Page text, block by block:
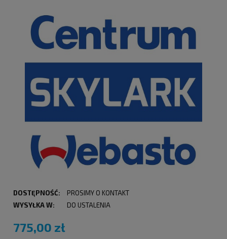
DOSTĘPNOŚĆ:
PROSIMY O KONTAKT
WYSYŁKA W:
DO USTALENIA
775,00 zł